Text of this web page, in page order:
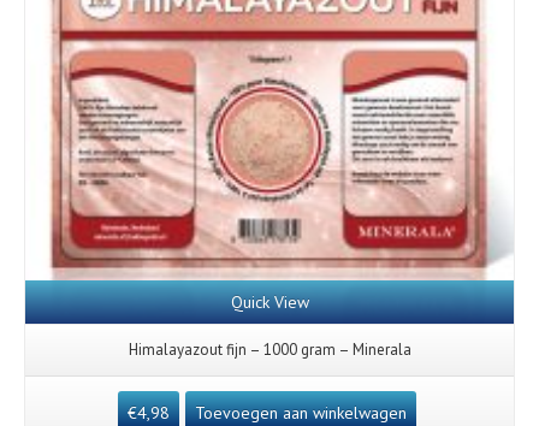
Quick View
Himalayazout fijn – 1000 gram – Minerala
€4,98 Toevoegen aan winkelwagen